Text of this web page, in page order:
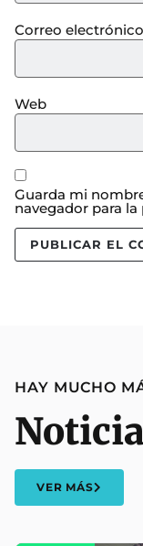
Correo electrónico
Web
Guarda mi
navegador para
HAY MUCHO
VER MÁS